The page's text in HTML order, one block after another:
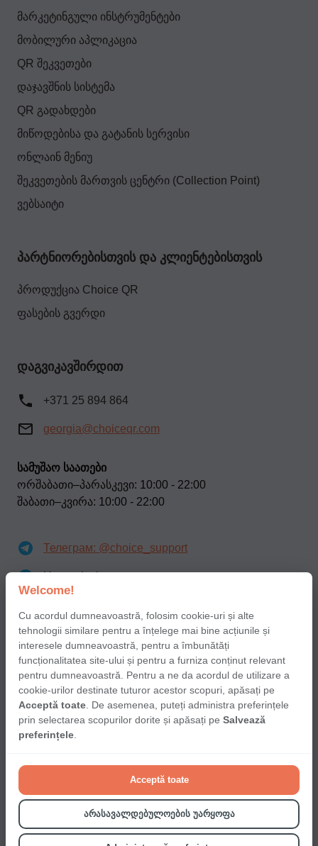
მარკეტინგული ინსტრუმენტები
მობილური აპლიკაცია
QR შეკვეთები
დაჯავშნის სისტემა
QR გადახდები
მიწოდებისა და გატანის სერვისი
ონლაინ მენიუ
შეკვეთების მართვის ცენტრი (Collection Point)
ვებსაიტი
პარტნიორებისთვის და კლიენტებისთვის
პროდუქცია Choice QR
ფასების გვერდი
დაგვიკავშირდით
+371 25 894 864
georgia@choiceqr.com
სამუშაო საათები
ორშაბათი–პარასკევი: 10:00 - 22:00
შაბათი–კვირა: 10:00 - 22:00
Телеграм: @choice_support
Нетехнічні запити:
Телеграм: @choice_support2
ჩვენი სოციალური ქსელები
Terms of use of choice application for partners
Privacy Policy
Cookies
Welcome!
Cu acordul dumneavoastră, folosim cookie-uri și alte
tehnologii similare pentru a înțelege mai bine acțiunile și
interesele dumneavoastră, pentru a îmbunătăți
funcționalitatea site-ului și pentru a furniza conținut relevant
pentru dumneavoastră. Pentru a ne da acordul de utilizare a
cookie-urilor destinate tuturor acestor scopuri, apăsați pe
Acceptă toate. De asemenea, puteți administra preferințele
prin selectarea scopurilor dorite și apăsați pe Salvează
preferințele.
Acceptă toate
არასავალდებულოების უარყოფა